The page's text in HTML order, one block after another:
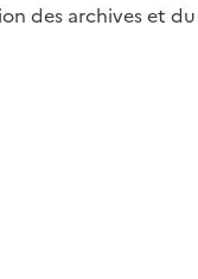
des archives et du